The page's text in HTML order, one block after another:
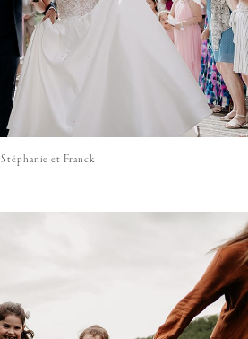
Stéphanie et Franck